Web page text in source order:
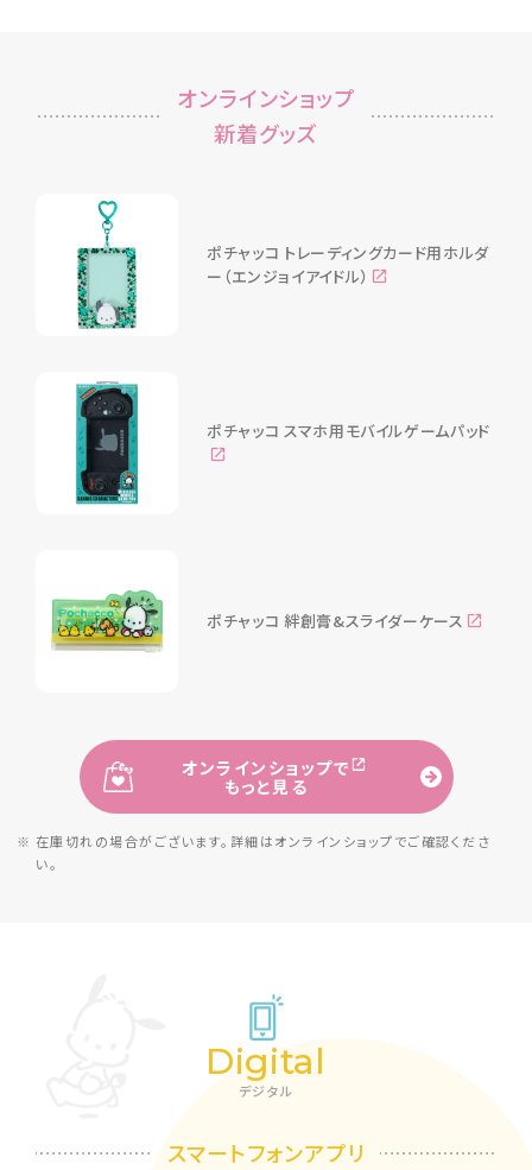
オンラインショップ
新着グッズ
ポチャッコ トレーディングカード用ホルダ
ー（エンジョイアイドル）
ポチャッコ スマホ用モバイルゲームパッド
ポチャッコ 絆創膏&スライダーケース
オンラインショップで
もっと見る
※ 在庫切れの場合がございます。詳細はオンラインショップでご確認くださ
い。
Digital
デジタル
スマートフォンアプリ